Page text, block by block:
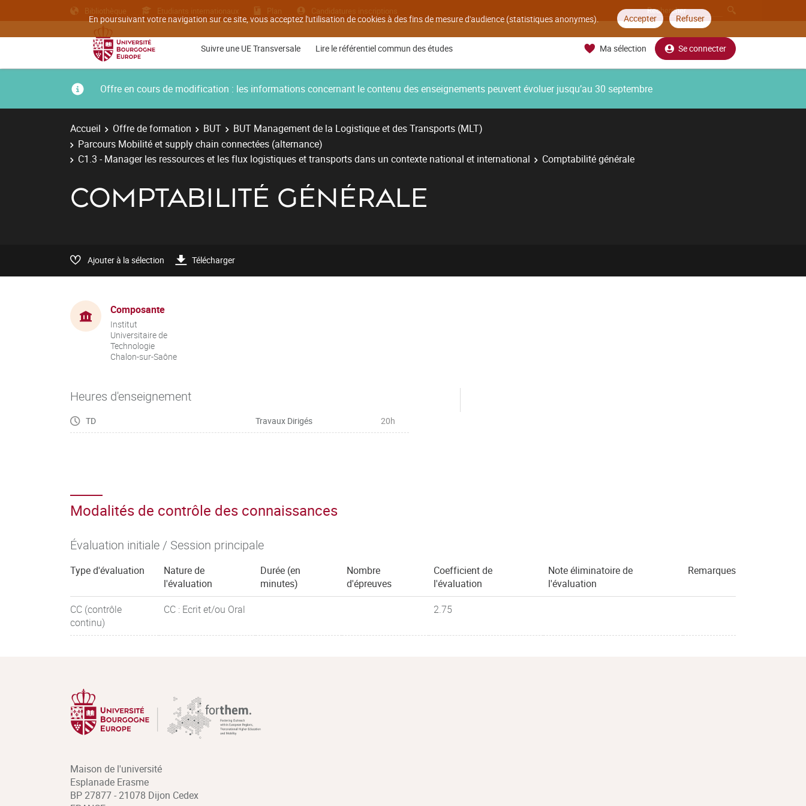
En poursuivant votre navigation sur ce site, vous acceptez l'utilisation de cookies à des fins de mesure d'audience (statistiques anonymes). Accepter Refuser
Bibliothèque Etudiants internationaux Plan Candidatures inscriptions
Suivre une UE Transversale Lire le référentiel commun des études Ma sélection Se connecter
Offre en cours de modification : les informations concernant le contenu des enseignements peuvent évoluer jusqu’au 30 septembre
Accueil Offre de formation BUT
BUT Management de la Logistique et des Transports (MLT)
Parcours Mobilité et supply chain connectées (alternance)
C1.3 - Manager les ressources et les flux logistiques et transports dans un contexte national et international
Comptabilité générale
COMPTABILITÉ GÉNÉRALE
Ajouter à la sélection Télécharger
Composante
Institut
Universitaire de
Technologie
Chalon-sur-Saône
Heures d'enseignement
TD Travaux Dirigés 20h
Modalités de contrôle des connaissances
Évaluation initiale / Session principale
Type d'évaluation
Nature de
l'évaluation
Durée (en
minutes)
Nombre
d'épreuves
Coefficient de
l'évaluation
Note éliminatoire de
l'évaluation
Remarques
CC (contrôle
continu)
CC : Ecrit et/ou Oral 2.75
Maison de l'université
Esplanade Erasme
BP 27877 - 21078 Dijon Cedex